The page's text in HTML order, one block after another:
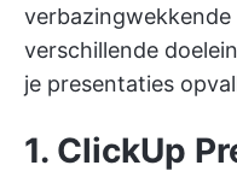
verschillende
je presentaties
1. ClickUp